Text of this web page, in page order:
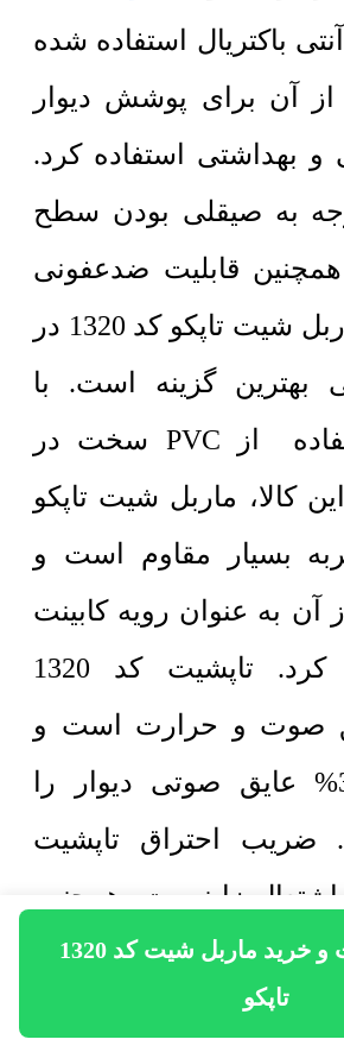
استعلام قیمت و خرید ماربل شیت کد 1320
تاپکو
باکتریال استفاده شده
از آن برای پوشش دیوار
و بهداشتی استفاده کرد.
به صیقلی بودن سطح
قابلیت ضدعفونی
استفاده از ماربل شیت تاپکو کد 1320 در
بهترین گزینه است. با
توجه به استفاده از PVC سخت در
کالا، ماربل شیت تاپکو
بسیار مقاوم است و
آن به عنوان رویه کابینت
نیز استفاده کرد. تاپشیت کد 1320
صوت و حرارت است و
میتواند تا 30% عایق صوتی دیوار را
ضریب احتراق تاپشیت
زا نیست، همچنین
بسیار مقاوم است و در
خاصیت خود خاموش